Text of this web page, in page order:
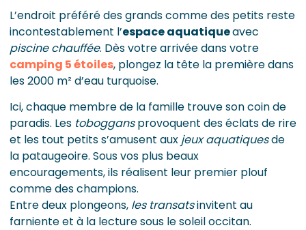
L’endroit préféré des grands comme des petits reste
incontestablement l’espace aquatiqueavec
piscine chauffée. Dès votre arrivée dans votre
camping 5 étoiles, plongez la tête la première dans
les 2000 m² d’eau turquoise.
Ici, chaque membre de la famille trouve son coin de
paradis. Les toboggansprovoquent des éclats de rire
et les tout petits s’amusent aux jeux aquatiquesde
la pataugeoire. Sous vos plus beaux
encouragements, ils réalisent leur premier plouf
comme des champions.
Entre deux plongeons, les transatsinvitent au
farniente et à la lecture sous le soleil occitan.